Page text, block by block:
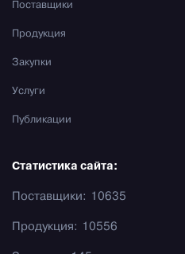
Поставщики
Продукция
Закупки
Услуги
Публикации
Статистика сайта:
Поставщики: 10635
Продукция: 10556